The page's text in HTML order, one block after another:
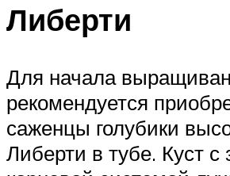
Либерти
Для начала
рекомендуется
саженцы голубики
Либерти в тубе. Куст с